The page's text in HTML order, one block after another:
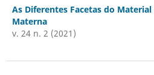
As Diferentes Facetas do
Materna
v. 24 n. 2 (2021)